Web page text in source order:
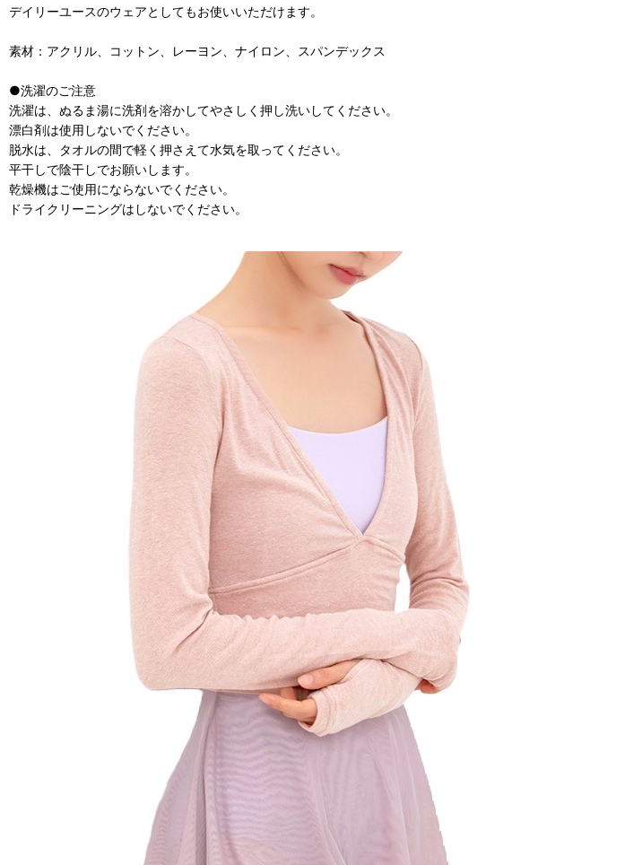
デイリーユースのウェアとしてもお使いいただけます。
素材：アクリル、コットン、レーヨン、ナイロン、スパンデックス
●洗濯のご注意
洗濯は、ぬるま湯に洗剤を溶かしてやさしく押し洗いしてください。
漂白剤は使用しないでください。
脱水は、タオルの間で軽く押さえて水気を取ってください。
平干しで陰干しでお願いします。
乾燥機はご使用にならないでください。
ドライクリーニングはしないでください。